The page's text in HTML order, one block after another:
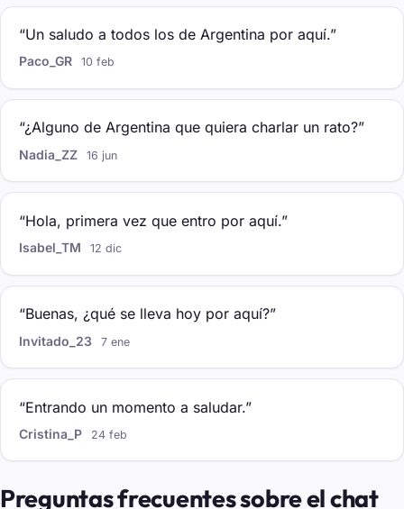
“Un saludo a todos los de Argentina por aquí.”
Paco_GR 10 feb
“¿Alguno de Argentina que quiera charlar un rato?”
Nadia_ZZ 16 jun
“Hola, primera vez que entro por aquí.”
Isabel_TM 12 dic
“Buenas, ¿qué se lleva hoy por aquí?”
Invitado_23 7 ene
“Entrando un momento a saludar.”
Cristina_P 24 feb
Preguntas frecuentes sobre el chat